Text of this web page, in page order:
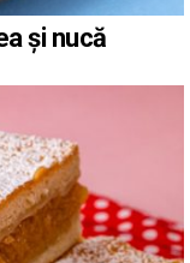
și nucă